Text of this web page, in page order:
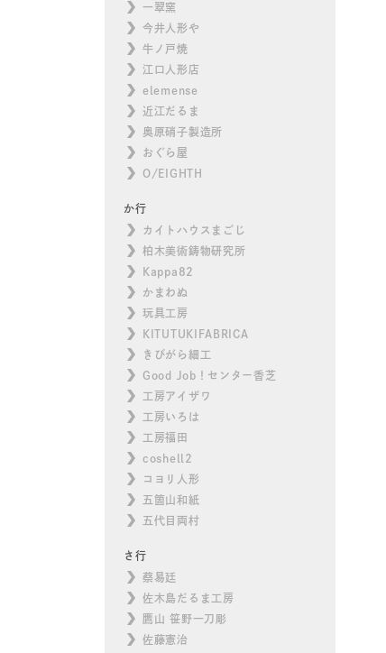
一翠窯
今井人形や
牛ノ戸焼
江口人形店
elemense
近江だるま
奥原硝子製造所
おぐら屋
O/EIGHTH
か行
カイトハウスまごじ
柏木美術鋳物研究所
Kappa82
かまわぬ
玩具工房
KITUTUKIFABRICA
きびがら細工
Good Job！センター香芝
工房アイザワ
工房いろは
工房福田
coshell2
コヨリ人形
五箇山和紙
五代目両村
さ行
蔡易廷
佐木島だるま工房
鷹山 笹野一刀彫
佐藤憲治